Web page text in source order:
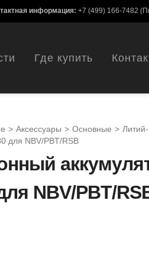
информация: +7 (499) 166-7482
Где купить
> Аксессуары > Основные >
для NBV/PBT/RSB
NBV/PBT/